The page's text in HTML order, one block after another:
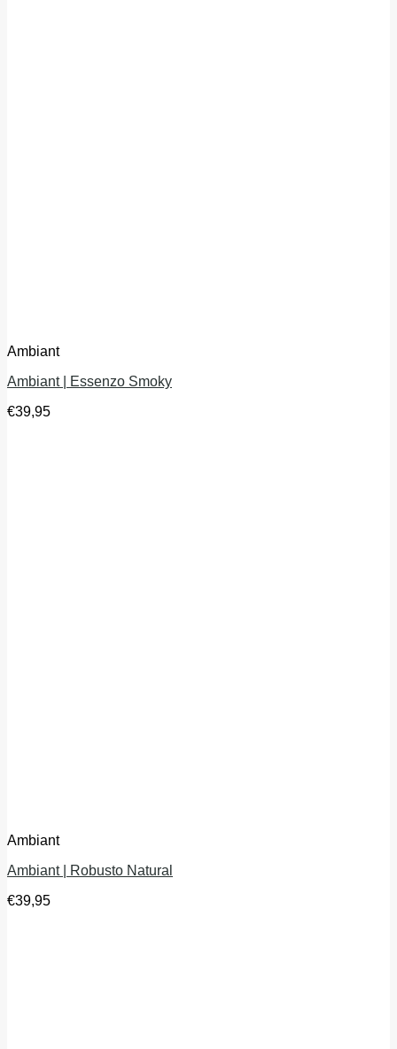
Ambiant
Ambiant | Essenzo Smoky
€39,95
Ambiant
Ambiant | Robusto Natural
€39,95